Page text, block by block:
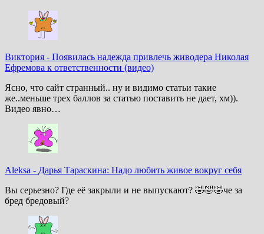
Виктория - Появилась надежда привлечь живодера Николая
Ефремова к ответственности (видео)
Ясно, что сайт странный.. ну и видимо статьи такие
же..меньше трех баллов за статью поставить не дает, хм)).
Видео явно…
Aleksa - Дарья Тараскина: Надо любить живое вокруг себя
Вы серьезно? Где её закрыли и не выпускают? 🤣🤣🤣че за
бред бредовый?